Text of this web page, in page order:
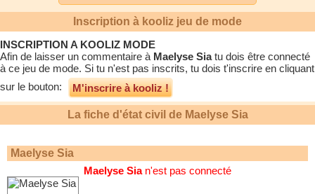
Inscription à kooliz jeu de mode
INSCRIPTION A KOOLIZ MODE
Afin de laisser un commentaire à Maelyse Siatu dois être connecté
à ce jeu de mode. Si tu n'est pas inscrits, tu dois t'inscrire en cliquant
sur le bouton:
M'inscrire à kooliz !
La fiche d'état civil de Maelyse Sia
Maelyse Sia
Maelyse Sian'est pas connecté